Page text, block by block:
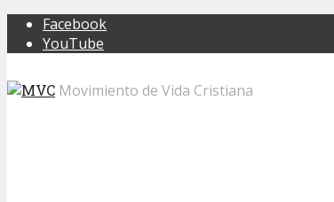
Facebook
YouTube
Movimiento de Vida Cristiana